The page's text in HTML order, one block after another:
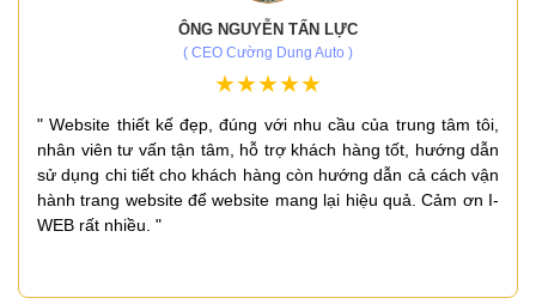
ÔNG NGUYỄN TẤN LỰC
( CEO Cường Dung Auto )
" Website thiết kế đẹp, đúng với nhu cầu của trung tâm tôi,
nhân viên tư vấn tận tâm, hỗ trợ khách hàng tốt, hướng dẫn
sử dụng chi tiết cho khách hàng còn hướng dẫn cả cách vận
hành trang website để website mang lại hiệu quả. Cảm ơn I-
WEB rất nhiều. "